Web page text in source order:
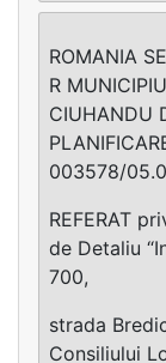
ROMANIA
R
CIUHANDU
003578/
REFERAT
de Detaliu
700,
strada
Consiliului